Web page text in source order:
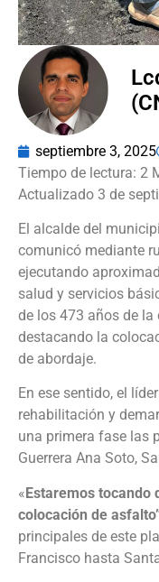
septiembre 3, 2025
Actualizado 3 de
El alcalde del
comunicó mediante
ejecutando
salud y servicios
de los 473 años de
destacando la
de abordaje.
En ese sentido, el
rehabilitación y
una primera fase las
Guerrera Ana Soto,
«Estaremos tocando
colocación de
principales de este
Francisco hasta